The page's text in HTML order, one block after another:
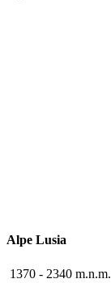
Alpe Lusia
1370 - 2340 m.n.m.